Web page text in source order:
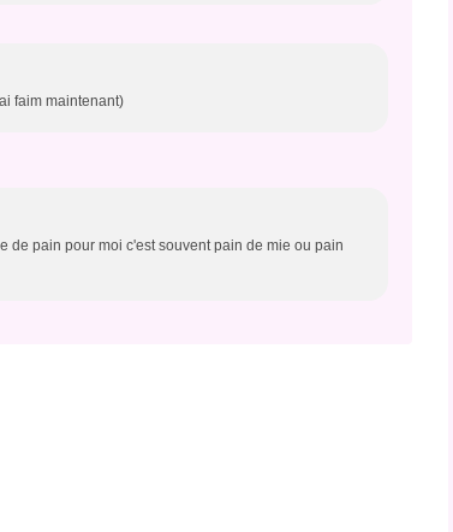
faim maintenant)
de pain pour moi c'est souvent pain de mie ou pain